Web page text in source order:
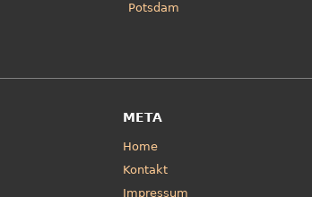
Potsdam
META
Home
Kontakt
Impressum